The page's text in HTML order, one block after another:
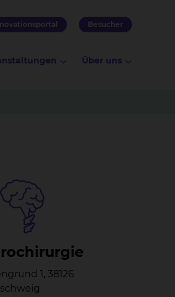
Besucher
Über uns
1, 38126